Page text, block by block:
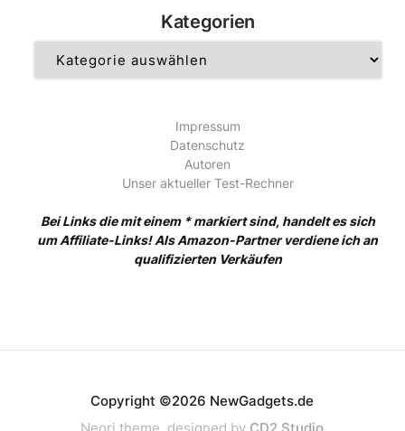
Kategorien
Impressum
Datenschutz
Autoren
Unser aktueller Test-Rechner
Bei Links die mit einem * markiert sind, handelt es sich
um Affiliate-Links! Als Amazon-Partner verdiene ich an
qualifizierten Verkäufen
Copyright ©2026 NewGadgets.de